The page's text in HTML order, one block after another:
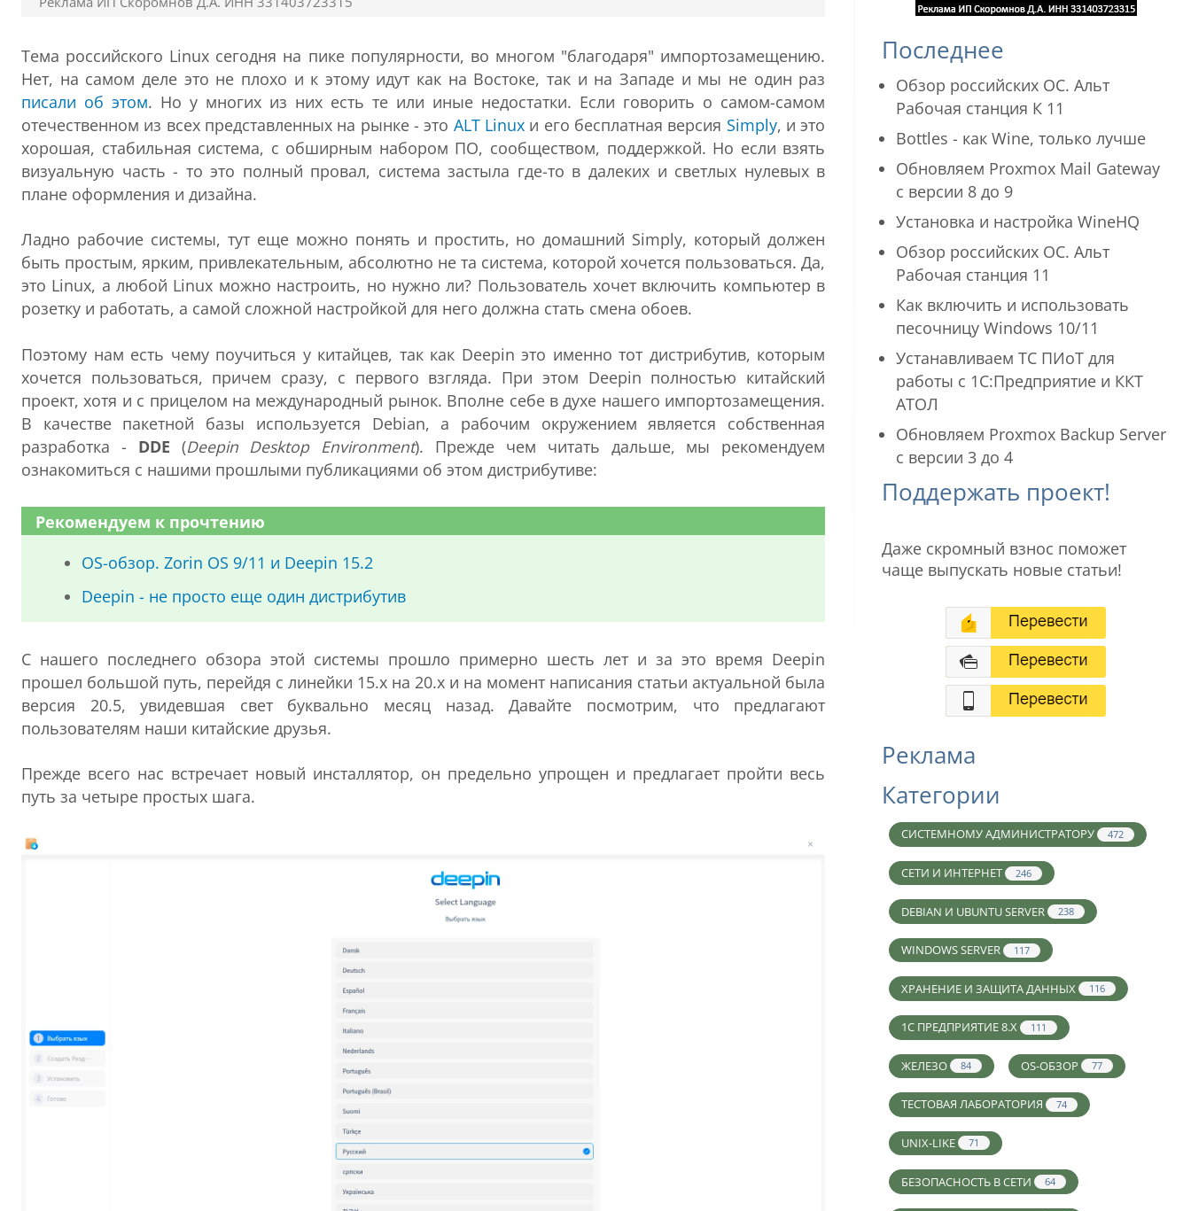
Тема российского Linux сегодня на пике популярности, во многом "благодаря" импортозамещению.
Нет, на самом деле это не плохо и к этому идут как на Востоке, так и на Западе и мы не один раз
писали об этом. Но у многих из них есть те или иные недостатки. Если говорить о самом-самом
отечественном из всех представленных на рынке - это ALT Linuxи его бесплатная версия Simply, и это
хорошая, стабильная система, с обширным набором ПО, сообществом, поддержкой. Но если взять
визуальную часть - то это полный провал, система застыла где-то в далеких и светлых нулевых в
плане оформления и дизайна.
Ладно рабочие системы, тут еще можно понять и простить, но домашний Simply, который должен
быть простым, ярким, привлекательным, абсолютно не та система, которой хочется пользоваться. Да,
это Linux, а любой Linux можно настроить, но нужно ли? Пользователь хочет включить компьютер в
розетку и работать, а самой сложной настройкой для него должна стать смена обоев.
Поэтому нам есть чему поучиться у китайцев, так как Deepin это именно тот дистрибутив, которым
хочется пользоваться, причем сразу, с первого взгляда. При этом Deepin полностью китайский
проект, хотя и с прицелом на международный рынок. Вполне себе в духе нашего импортозамещения.
В качестве пакетной базы используется Debian, а рабочим окружением является собственная
разработка - DDE (Deepin Desktop Environment). Прежде чем читать дальше, мы рекомендуем
ознакомиться с нашими прошлыми публикациями об этом дистрибутиве:
Рекомендуем к прочтению
OS-обзор. Zorin OS 9/11 и Deepin 15.2
Deepin - не просто еще один дистрибутив
С нашего последнего обзора этой системы прошло примерно шесть лет и за это время Deepin
прошел большой путь, перейдя с линейки 15.x на 20.х и на момент написания статьи актуальной была
версия 20.5, увидевшая свет буквально месяц назад. Давайте посмотрим, что предлагают
пользователям наши китайские друзья.
Прежде всего нас встречает новый инсталлятор, он предельно упрощен и предлагает пройти весь
путь за четыре простых шага.
Последнее
Обзор российских ОС. Альт
Рабочая станция К 11
Bottles - как Wine, только лучше
Обновляем Proxmox Mail Gateway
с версии 8 до 9
Установка и настройка WineHQ
Обзор российских ОС. Альт
Рабочая станция 11
Как включить и использовать
песочницу Windows 10/11
Устанавливаем ТС ПИоТ для
работы с 1С:Предприятие и ККТ
АТОЛ
Обновляем Proxmox Backup Server
с версии 3 до 4
Поддержать проект!
Даже скромный взнос поможет
чаще выпускать новые статьи!
Реклама
Категории
СИСТЕМНОМУ АДМИНИСТРАТОРУ 472
СЕТИ И ИНТЕРНЕТ 246
DEBIAN И UBUNTU SERVER 238
WINDOWS SERVER 117
ХРАНЕНИЕ И ЗАЩИТА ДАННЫХ 116
1С ПРЕДПРИЯТИЕ 8.X 111
ЖЕЛЕЗО 84 OS-ОБЗОР 77
ТЕСТОВАЯ ЛАБОРАТОРИЯ 74
UNIX-LIKE 71
БЕЗОПАСНОСТЬ В СЕТИ 64